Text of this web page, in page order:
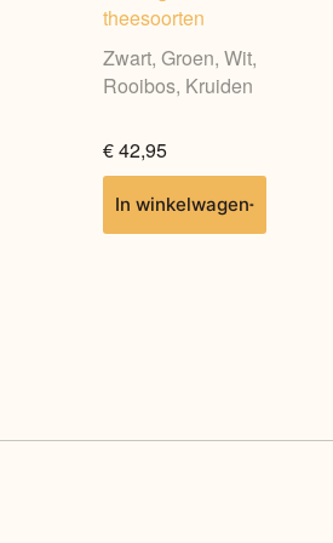
theesoorten
Zwart, Groen, Wit,
Rooibos, Kruiden
€42,95
In winkelwagen